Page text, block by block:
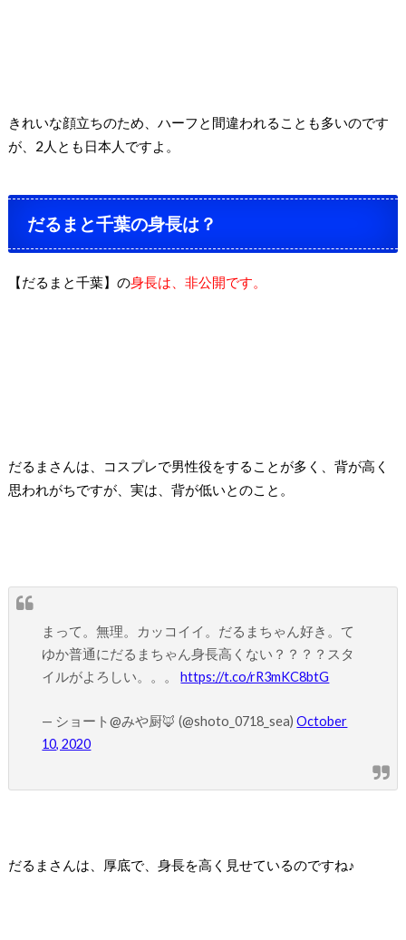
きれいな顔立ちのため、ハーフと間違われることも多いのです
が、2人とも日本人ですよ。
だるまと千葉の身長は？
【だるまと千葉】の身長は、非公開です。
だるまさんは、コスプレで男性役をすることが多く、背が高く
思われがちですが、実は、背が低いとのこと。
まって。無理。カッコイイ。だるまちゃん好き。て
ゆか普通にだるまちゃん身長高くない？？？？スタ
イルがよろしい。。。https://t.co/rR3mKC8btG
— ショート@みや厨🦊 (@shoto_0718_sea)October
10, 2020
だるまさんは、厚底で、身長を高く見せているのですね♪